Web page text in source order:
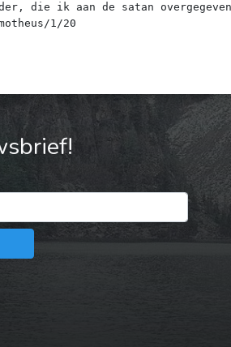
die ik aan de satan